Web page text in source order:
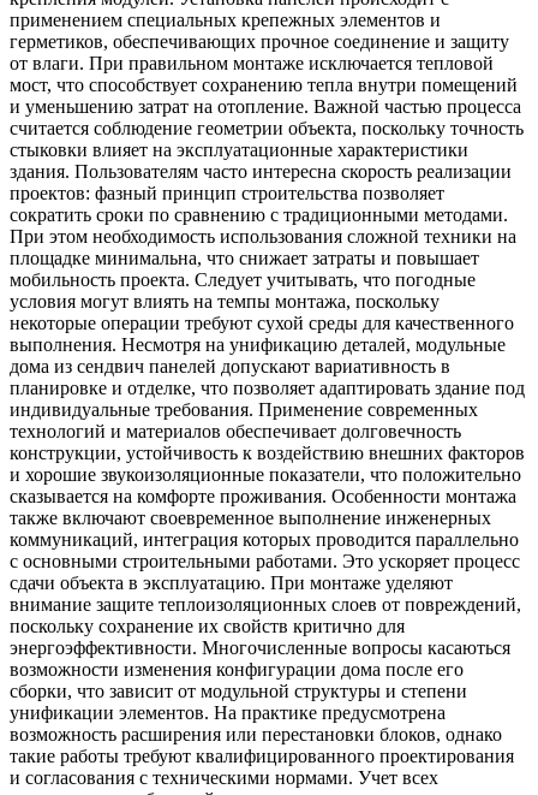
применением специальных крепежных элементов и
герметиков, обеспечивающих прочное соединение и защиту
от влаги. При правильном монтаже исключается тепловой
мост, что способствует сохранению тепла внутри помещений
и уменьшению затрат на отопление. Важной частью процесса
считается соблюдение геометрии объекта, поскольку точность
стыковки влияет на эксплуатационные характеристики
здания. Пользователям часто интересна скорость реализации
проектов: фазный принцип строительства позволяет
сократить сроки по сравнению с традиционными методами.
При этом необходимость использования сложной техники на
площадке минимальна, что снижает затраты и повышает
мобильность проекта. Следует учитывать, что погодные
условия могут влиять на темпы монтажа, поскольку
некоторые операции требуют сухой среды для качественного
выполнения. Несмотря на унификацию деталей, модульные
дома из сендвич панелей допускают вариативность в
планировке и отделке, что позволяет адаптировать здание под
индивидуальные требования. Применение современных
технологий и материалов обеспечивает долговечность
конструкции, устойчивость к воздействию внешних факторов
и хорошие звукоизоляционные показатели, что положительно
сказывается на комфорте проживания. Особенности монтажа
также включают своевременное выполнение инженерных
коммуникаций, интеграция которых проводится параллельно
с основными строительными работами. Это ускоряет процесс
сдачи объекта в эксплуатацию. При монтаже уделяют
внимание защите теплоизоляционных слоев от повреждений,
поскольку сохранение их свойств критично для
энергоэффективности. Многочисленные вопросы касаються
возможности изменения конфигурации дома после его
сборки, что зависит от модульной структуры и степени
унификации элементов. На практике предусмотрена
возможность расширения или перестановки блоков, однако
такие работы требуют квалифицированного проектирования
и согласования с техническими нормами. Учет всех